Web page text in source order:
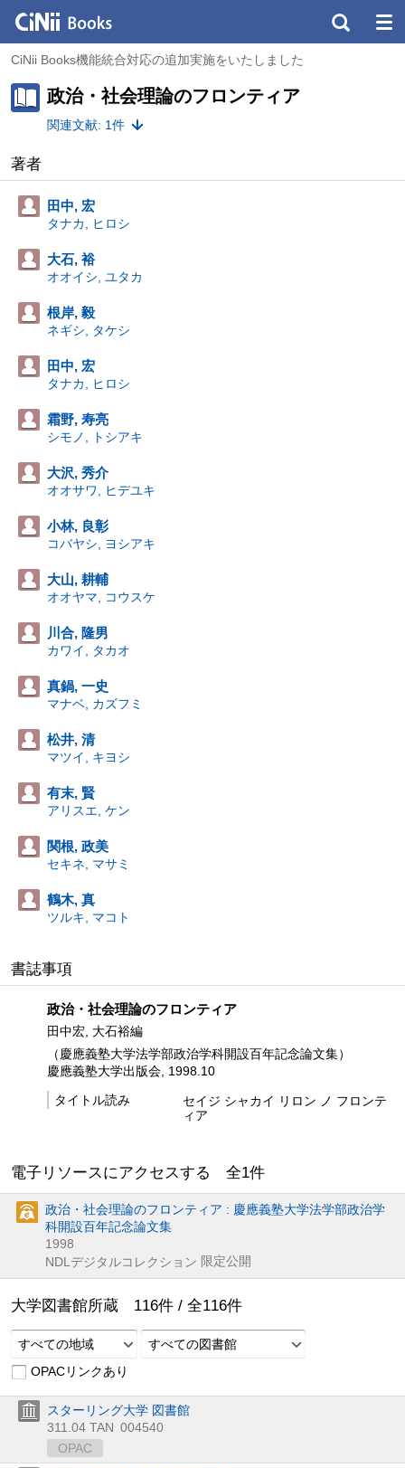
CiNii Books機能統合対応の追加実施をいたしました
政治・社会理論のフロンティア
関連文献: 1件
著者
田中, 宏
タナカ, ヒロシ
大石, 裕
オオイシ, ユタカ
根岸, 毅
ネギシ, タケシ
田中, 宏
タナカ, ヒロシ
霜野, 寿亮
シモノ, トシアキ
大沢, 秀介
オオサワ, ヒデユキ
小林, 良彰
コバヤシ, ヨシアキ
大山, 耕輔
オオヤマ, コウスケ
川合, 隆男
カワイ, タカオ
真鍋, 一史
マナベ, カズフミ
松井, 清
マツイ, キヨシ
有末, 賢
アリスエ, ケン
関根, 政美
セキネ, マサミ
鶴木, 真
ツルキ, マコト
書誌事項
政治・社会理論のフロンティア
田中宏, 大石裕編
（慶應義塾大学法学部政治学科開設百年記念論文集）
慶應義塾大学出版会, 1998.10
タイトル読み
セイジ シャカイ リロン ノ フロンテ
ィア
電子リソースにアクセスする 全1件
政治・社会理論のフロンティア : 慶應義塾大学法学部政治学
科開設百年記念論文集
1998
NDLデジタルコレクション 限定公開
大学図書館所蔵 116件 / 全116件
すべての地域
すべての図書館
OPACリンクあり
スターリング大学 図書館
311.04 TAN 004540
OPAC